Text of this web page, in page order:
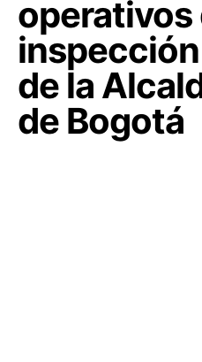
operativos
de la
de Bogotá